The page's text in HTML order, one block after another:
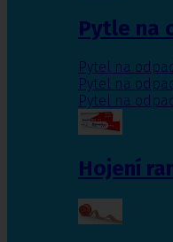
Pytle na
Pytel na
Pytel na
Pytel na
Hojení